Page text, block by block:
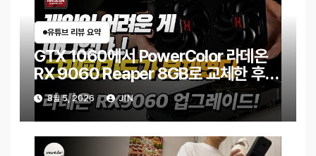
유튜브 리뷰 요약
GTX 1060에서 PowerColor 라데온
RX 9060 Reaper 8GB로 교체한 후기
｜엘든링·몬스터 헌터 와일즈 체감 변화
8월 5, 2026 JIN